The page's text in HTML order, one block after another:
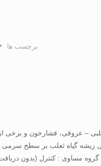
برچسب ها
– عروقی، فشارخون و برخی
ريشه گياه ثعلب بر سطح سرمی
وزن بدن در موش های صحرايی نر می باشد. مواد و روش ها: در اين تحقيق تجربی ۵۰ سر موش صحرايی نر بالغ از نژاد ويستار انتخاب و به